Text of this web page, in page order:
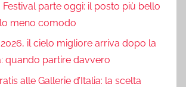
parte oggi: il posto più bello
meno comodo
il cielo migliore arriva dopo la
quando partire davvero
alle Gallerie d’Italia: la scelta